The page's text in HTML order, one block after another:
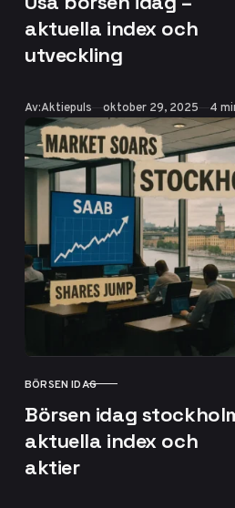
aktuella index och
utveckling
Av:Aktiepuls Publicerad
oktober 29, 2025 4
KATEGORI
BÖRSEN IDAG
Börsen idag
aktuella index och
aktier